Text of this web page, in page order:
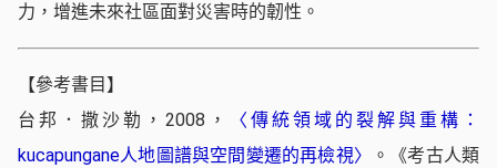
力，增進未來社區面對災害時的韌性。
【參考書目】
台邦．撒沙勒，2008，
〈傳統領域的裂解與重構：
kucapungane人地圖譜與空間變遷的再檢視〉
。《考古人類